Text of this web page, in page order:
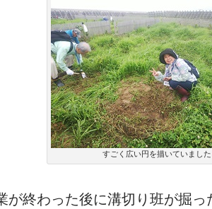
すごく広い円を描いていました
が終わった後に溝切り班が掘